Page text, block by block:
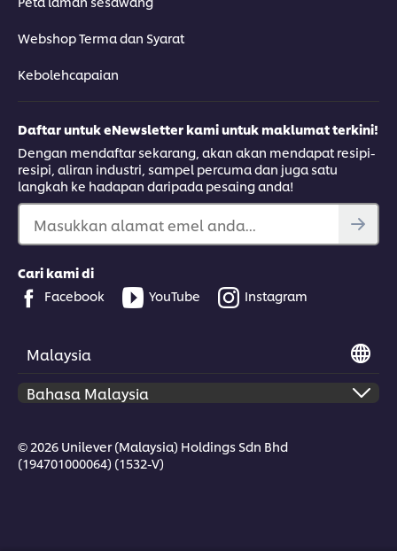
Webshop Terma dan Syarat
Kebolehcapaian
Daftar untuk eNewsletter kami untuk maklumat terkini!
Dengan mendaftar sekarang, akan akan mendapat resipi-
resipi, aliran industri, sampel percuma dan juga satu
langkah ke hadapan daripada pesaing anda!
Masukkan alamat emel anda...
Cari kami di
Facebook
YouTube Instagram
Malaysia
© 2026 Unilever (Malaysia) Holdings Sdn Bhd
(194701000064) (1532-V)